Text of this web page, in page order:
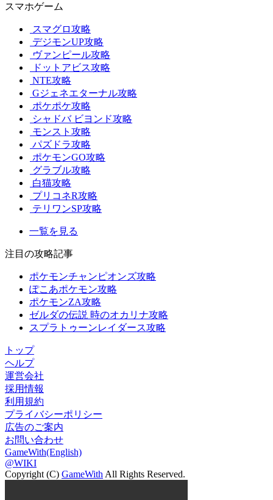
スマホゲーム
スマグロ攻略
デジモンUP攻略
ヴァンピール攻略
ドットアビス攻略
NTE攻略
Gジェネエターナル攻略
ポケポケ攻略
シャドバ ビヨンド攻略
モンスト攻略
パズドラ攻略
ポケモンGO攻略
グラブル攻略
白猫攻略
プリコネR攻略
テリワンSP攻略
一覧を見る
注目の攻略記事
ポケモンチャンピオンズ攻略
ぽこあポケモン攻略
ポケモンZA攻略
ゼルダの伝説 時のオカリナ攻略
スプラトゥーンレイダース攻略
トップ
ヘルプ
運営会社
採用情報
利用規約
プライバシーポリシー
広告のご案内
お問い合わせ
GameWith(English)
@WIKI
Copyright (C) GameWith All Rights Reserved.